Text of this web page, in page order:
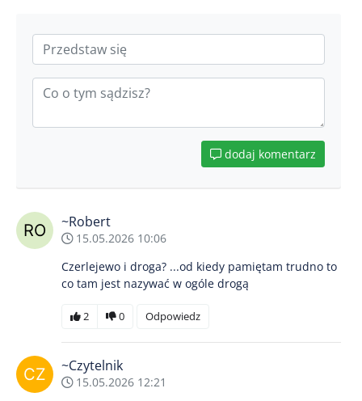
dodaj komentarz
~Robert
15.05.2026 10:06
Czerlejewo i droga? ...od kiedy pamiętam trudno to
co tam jest nazywać w ogóle drogą
2 0 Odpowiedz
~Czytelnik
15.05.2026 12:21